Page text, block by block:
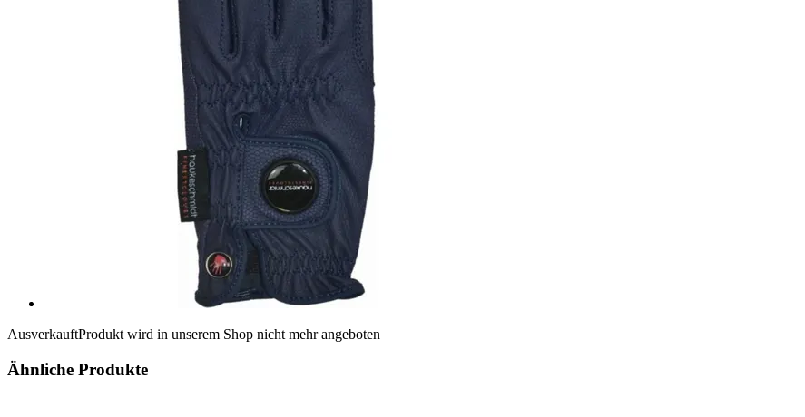
AusverkauftProdukt wird in unserem Shop nicht mehr angeboten
Ähnliche Produkte